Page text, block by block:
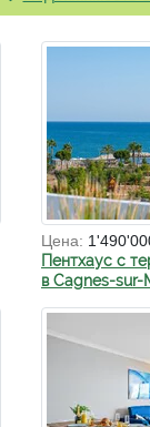
Цена:
Пентхаус с
в Cagnes-sur-